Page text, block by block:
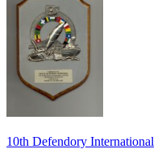
10th Defendory International